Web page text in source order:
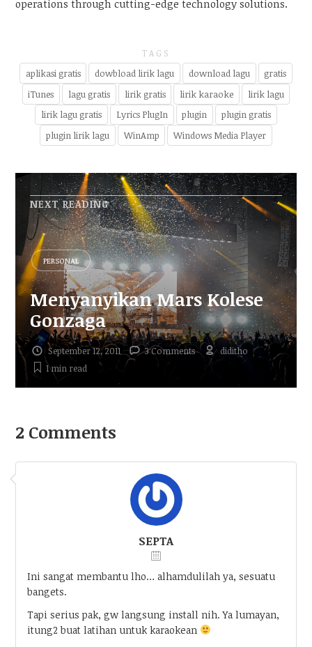
operations through cutting-edge technology solutions.
TAGS
aplikasi gratis dowbload lirik lagu download lagu
gratis
iTunes
lagu gratis lirik gratis lirik karaoke
lirik lagu
lirik lagu gratis
Lyrics PlugIn plugin
plugin gratis
plugin lirik lagu
WinAmp Windows Media Player
NEXT READING
PERSONAL
Menyanyikan Mars Kolese
Gonzaga
September 12, 2011 3 Comments
diditho
1 minread
2 Comments
SEPTA
Ini sangat membantu lho… alhamdulilah ya, sesuatu
bangets.
Tapi serius pak, gw langsung install nih. Ya lumayan,
itung2 buat latihan untuk karaokean